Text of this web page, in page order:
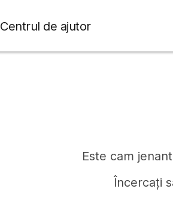
Centrul de ajutor
Este cam
Încercați